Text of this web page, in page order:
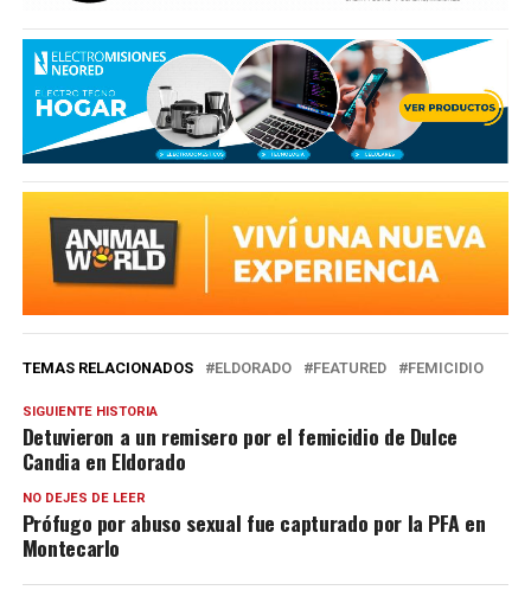
TEMAS RELACIONADOS ELDORADO FEATURED FEMICIDIO
SIGUIENTE HISTORIA
Detuvieron a un remisero por el femicidio de Dulce
Candia en Eldorado
NO DEJES DE LEER
Prófugo por abuso sexual fue capturado por la PFA en
Montecarlo